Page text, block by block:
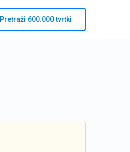
Pretraži 600.000 tvrtki